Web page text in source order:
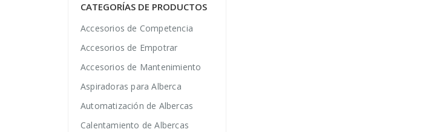
CATEGORÍAS DE PRODUCTOS
Accesorios de Competencia
Accesorios de Empotrar
Accesorios de Mantenimiento
Aspiradoras para Alberca
Automatización de Albercas
Calentamiento de Albercas